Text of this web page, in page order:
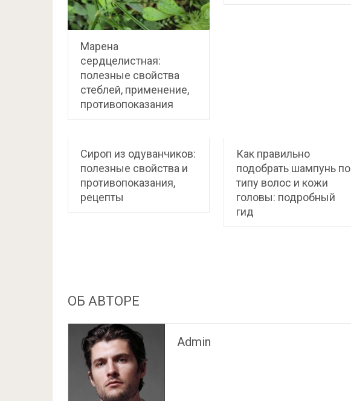
Марена
сердцелистная:
полезные свойства
стеблей, применение,
противопоказания
Сироп из одуванчиков:
полезные свойства и
противопоказания,
рецепты
Как правильно
подобрать шампунь по
типу волос и кожи
головы: подробный
гид
ОБ АВТОРЕ
Admin